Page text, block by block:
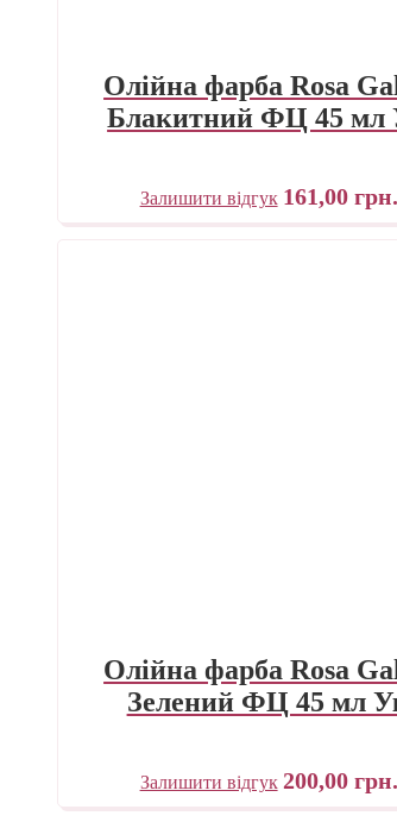
Олійна фарба Rosa
Блакитний ФЦ 45 мл
Залишити відгук 161,00 грн.
Олійна фарба Rosa
Зелений ФЦ 45 мл
Залишити відгук 200,00 грн.